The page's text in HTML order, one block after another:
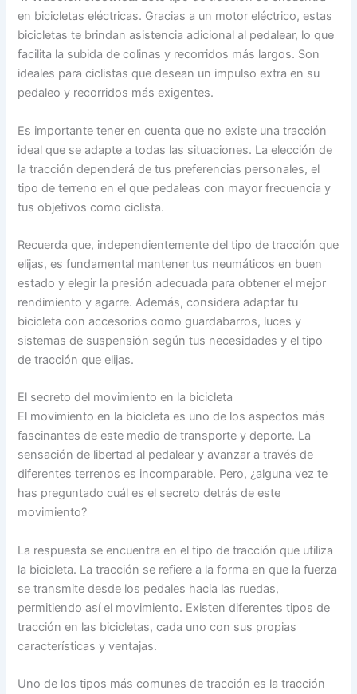
en bicicletas eléctricas. Gracias a un motor eléctrico, estas
bicicletas te brindan asistencia adicional al pedalear, lo que
facilita la subida de colinas y recorridos más largos. Son
ideales para ciclistas que desean un impulso extra en su
pedaleo y recorridos más exigentes.
Es importante tener en cuenta que no existe una tracción
ideal que se adapte a todas las situaciones. La elección de
la tracción dependerá de tus preferencias personales, el
tipo de terreno en el que pedaleas con mayor frecuencia y
tus objetivos como ciclista.
Recuerda que, independientemente del tipo de tracción que
elijas, es fundamental mantener tus neumáticos en buen
estado y elegir la presión adecuada para obtener el mejor
rendimiento y agarre. Además, considera adaptar tu
bicicleta con accesorios como guardabarros, luces y
sistemas de suspensión según tus necesidades y el tipo
de tracción que elijas.
El secreto del movimiento en la bicicleta
El movimiento en la bicicleta es uno de los aspectos más
fascinantes de este medio de transporte y deporte. La
sensación de libertad al pedalear y avanzar a través de
diferentes terrenos es incomparable. Pero, ¿alguna vez te
has preguntado cuál es el secreto detrás de este
movimiento?
La respuesta se encuentra en el tipo de tracción que utiliza
la bicicleta. La tracción se refiere a la forma en que la fuerza
se transmite desde los pedales hacia las ruedas,
permitiendo así el movimiento. Existen diferentes tipos de
tracción en las bicicletas, cada uno con sus propias
características y ventajas.
Uno de los tipos más comunes de tracción es la tracción